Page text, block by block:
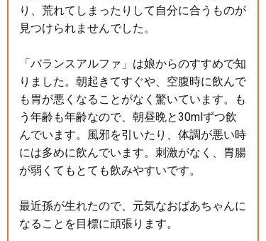
り、荒れてしまったりして自分に合うものが
見つけられませんでした。
「バランスアルファ」は娘からのすすめで知
りました。朝起きてすぐや、空腹時に飲んで
も胃が悪くなることがなく驚いています。も
う年齢も年齢なので、朝昼晩と30mlずつ飲
んでいます。風邪を引いたり、体調が悪い時
には多めに飲んでいます。刺激がなく、胃腸
が弱くてもとても飲みやすいです。
最近孫が生れたので、元気なおばあちゃんに
なることを目標に頑張ります。